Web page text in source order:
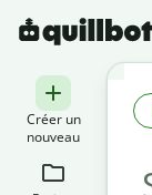
Créer un
nouveau